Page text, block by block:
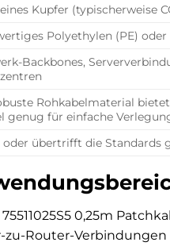
Kupfer (typischerweise
Polyethylen (PE)
Backbones,
Rohkabelmaterial
genug für einfache
übertrifft die Standards
0,25m
Router-